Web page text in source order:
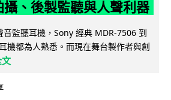
攝、後製監聽與人聲利器
監聽耳機，Sony 經典 MDR-7506 到
機都為人熟悉。而現在舞台製作者與創
文